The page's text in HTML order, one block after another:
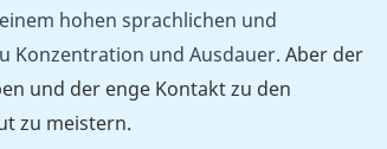
hohen sprachlichen und
Konzentration und Ausdauer. Aber der
und der enge Kontakt zu den
zu meistern.